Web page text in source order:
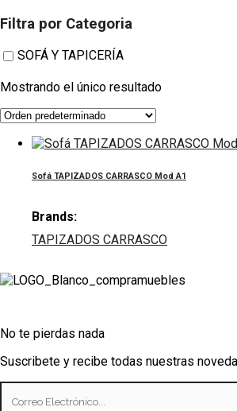
Filtra por Categoria
SOFÁ Y TAPICERÍA
Mostrando el único resultado
Sofá TAPIZADOS CARRASCO Mod A1
Brands:
TAPIZADOS CARRASCO
No te pierdas nada
Suscribete y recibe todas nuestras